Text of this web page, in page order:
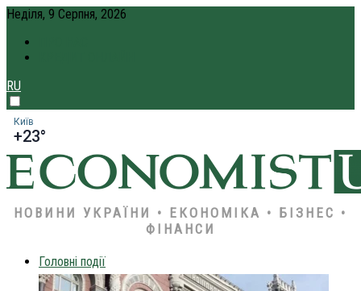
Неділя, 9 Серпня, 2026
RU
Київ
+23°
НОВИНИ УКРАЇНИ • ЕКОНОМІКА • БІЗНЕС •
ФІНАНСИ
Головні події